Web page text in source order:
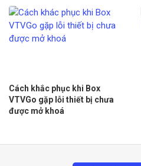
Cách khắc phục khi Box
VTVGo gặp lỗi thiết bị chưa
được mở khoá